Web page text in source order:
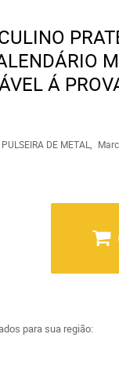
Á
PULSEIRA DE METAL
para sua região: